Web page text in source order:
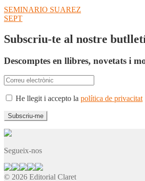
Navegació
d'entrades
Entrada
anterior:
SEMINARIO SUAREZ
Pròxima
SEPT
Subscriu-te al nostre
Descomptes en llibres, novetats i
He llegit i accepto la política de privacitat
Segueix-nos
© 2026 Editorial Claret